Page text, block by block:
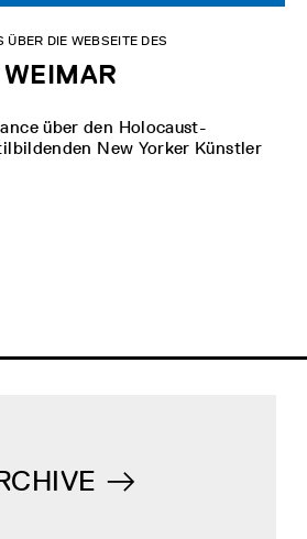
ÜBER DIE WEBSEITE DES
über den Holocaust-
New Yorker Künstler